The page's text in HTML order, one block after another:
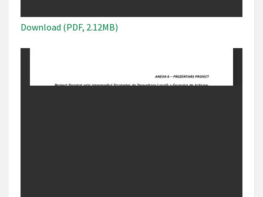
Download (PDF, 2.12MB)